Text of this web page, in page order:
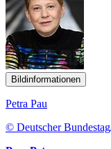
Bildinformationen
Petra Pau
© Deutscher